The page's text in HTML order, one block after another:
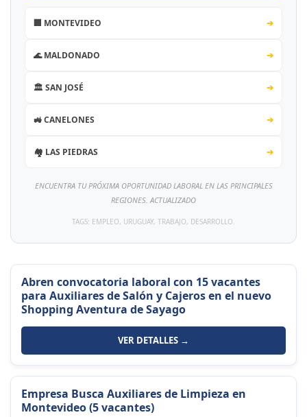
🏢 MONTEVIDEO ➔
🌊 MALDONADO ➔
🏛️ SAN JOSÉ ➔
🚜 CANELONES ➔
🏘️ LAS PIEDRAS ➔
ENCUENTRA TU PRÓXIMA OPORTUNIDAD LABORAL EN LAS PRINCIPALES
REGIONES. ACTUALIZADO
TAGS: EMPLEO, URUGUAY, TRABAJO, DESARROLLO.
Abren convocatoria laboral con 15 vacantes
para Auxiliares de Salón y Cajeros en el nuevo
Shopping Aventura de Sayago
VER DETALLES →
Empresa Busca Auxiliares de Limpieza en
Montevideo (5 vacantes)